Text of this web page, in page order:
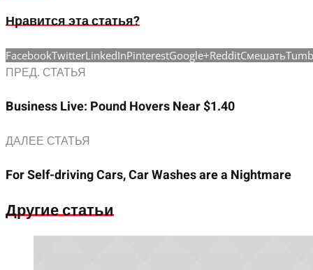
Нравится эта статья?
FacebookTwitterLinkedInPinterestGoogle+RedditСмешать
ПРЕД. СТАТЬЯ
Business Live: Pound Hovers Near $1.40
ДАЛЕЕ СТАТЬЯ
For Self-driving Cars, Car Washes are a Nightmare
Другие статьи